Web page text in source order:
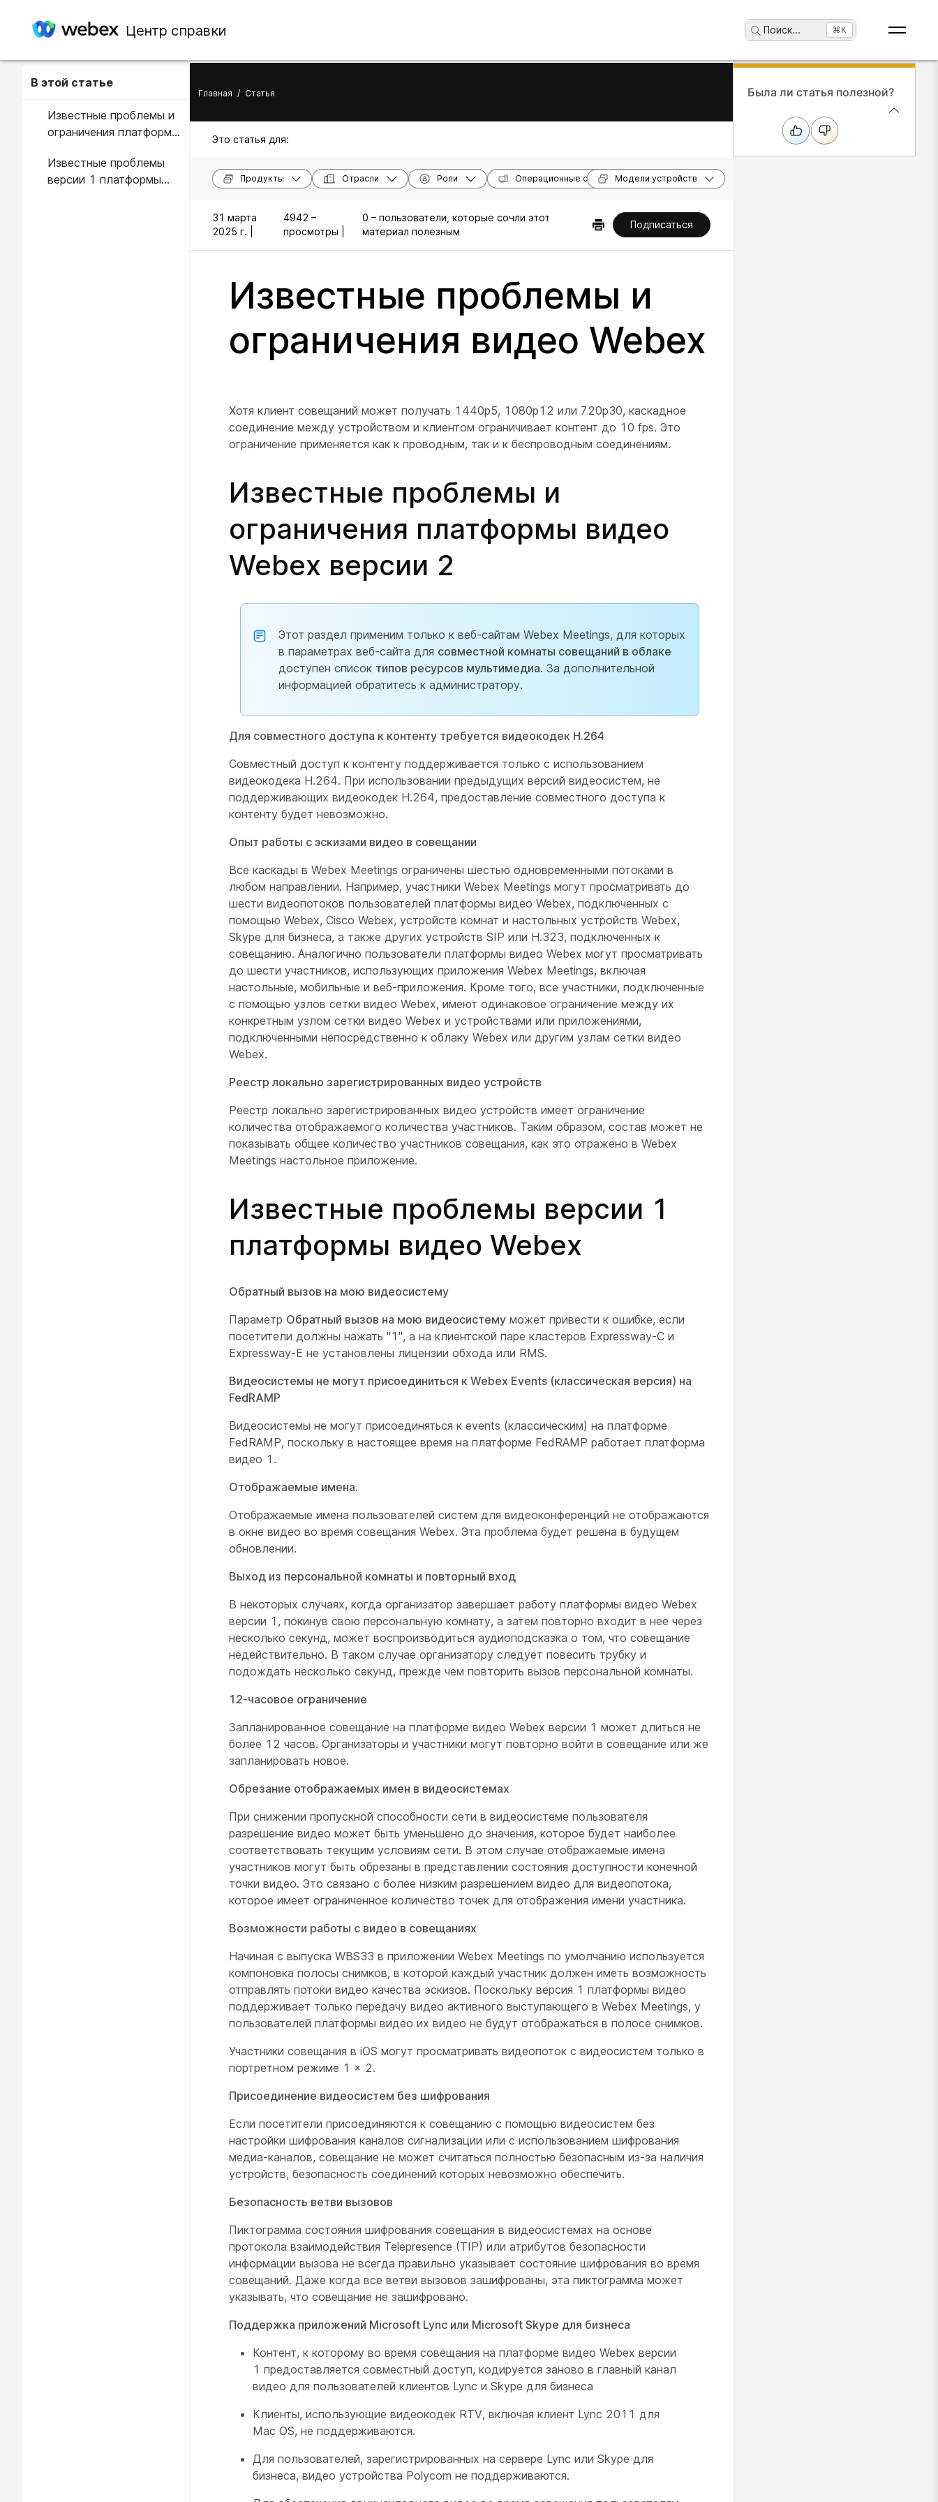
Центр справки Поиск... ⌘K
В этой статье
Известные проблемы и
ограничения платформы
Известные проблемы
версии 1 платформы
Главная / Статья
Это статья для:
Продукты Отрасли Роли Операционные системыМодели устройств
31 марта
2025 г. |
4942 –
просмотры |
0 – пользователи, которые сочли этот
материал полезным
Подписаться
Известные проблемы и
ограничения видео Webex
Хотя клиент совещаний может получать 1440p5, 1080p12 или 720p30, каскадное
соединение между устройством и клиентом ограничивает контент до 10 fps. Это
ограничение применяется как к проводным, так и к беспроводным соединениям.
Известные проблемы и
ограничения платформы видео
Webex версии 2
Этот раздел применим только к веб-сайтам Webex Meetings, для которых
в параметрах веб-сайта для совместной комнаты совещаний в облаке
доступен список типов ресурсов мультимедиа. За дополнительной
информацией обратитесь к администратору.
Для совместного доступа к контенту требуется видеокодек H.264
Совместный доступ к контенту поддерживается только с использованием
видеокодека H.264. При использовании предыдущих версий видеосистем, не
поддерживающих видеокодек H.264, предоставление совместного доступа к
контенту будет невозможно.
Опыт работы с эскизами видео в совещании
Все каскады в Webex Meetings ограничены шестью одновременными потоками в
любом направлении. Например, участники Webex Meetings могут просматривать до
шести видеопотоков пользователей платформы видео Webex, подключенных с
помощью Webex, Cisco Webex, устройств комнат и настольных устройств Webex,
Skype для бизнеса, а также других устройств SIP или H.323, подключенных к
совещанию. Аналогично пользователи платформы видео Webex могут просматривать
до шести участников, использующих приложения Webex Meetings, включая
настольные, мобильные и веб-приложения. Кроме того, все участники, подключенные
с помощью узлов сетки видео Webex, имеют одинаковое ограничение между их
конкретным узлом сетки видео Webex и устройствами или приложениями,
подключенными непосредственно к облаку Webex или другим узлам сетки видео
Webex.
Реестр локально зарегистрированных видео устройств
Реестр локально зарегистрированных видео устройств имеет ограничение
количества отображаемого количества участников. Таким образом, состав может не
показывать общее количество участников совещания, как это отражено в Webex
Meetings настольное приложение.
Известные проблемы версии 1
платформы видео Webex
Обратный вызов на мою видеосистему
Параметр Обратный вызов на мою видеосистему может привести к ошибке, если
посетители должны нажать "1", а на клиентской паре кластеров Expressway-C и
Expressway-E не установлены лицензии обхода или RMS.
Видеосистемы не могут присоединиться к Webex Events (классическая версия) на
FedRAMP
Видеосистемы не могут присоединяться к events (классическим) на платформе
FedRAMP, поскольку в настоящее время на платформе FedRAMP работает платформа
видео 1.
Отображаемые имена.
Отображаемые имена пользователей систем для видеоконференций не отображаются
в окне видео во время совещания Webex. Эта проблема будет решена в будущем
обновлении.
Выход из персональной комнаты и повторный вход
В некоторых случаях, когда организатор завершает работу платформы видео Webex
версии 1, покинув свою персональную комнату, а затем повторно входит в нее через
несколько секунд, может воспроизводиться аудиоподсказка о том, что совещание
недействительно. В таком случае организатору следует повесить трубку и
подождать несколько секунд, прежде чем повторить вызов персональной комнаты.
12-часовое ограничение
Запланированное совещание на платформе видео Webex версии 1 может длиться не
более 12 часов. Организаторы и участники могут повторно войти в совещание или же
запланировать новое.
Обрезание отображаемых имен в видеосистемах
При снижении пропускной способности сети в видеосистеме пользователя
разрешение видео может быть уменьшено до значения, которое будет наиболее
соответствовать текущим условиям сети. В этом случае отображаемые имена
участников могут быть обрезаны в представлении состояния доступности конечной
точки видео. Это связано с более низким разрешением видео для видеопотока,
которое имеет ограниченное количество точек для отображения имени участника.
Возможности работы с видео в совещаниях
Начиная с выпуска WBS33 в приложении Webex Meetings по умолчанию используется
компоновка полосы снимков, в которой каждый участник должен иметь возможность
отправлять потоки видео качества эскизов. Поскольку версия 1 платформы видео
поддерживает только передачу видео активного выступающего в Webex Meetings, у
пользователей платформы видео их видео не будут отображаться в полосе снимков.
Участники совещания в iOS могут просматривать видеопоток с видеосистем только в
портретном режиме 1 × 2.
Присоединение видеосистем без шифрования
Если посетители присоединяются к совещанию с помощью видеосистем без
настройки шифрования каналов сигнализации или с использованием шифрования
медиа-каналов, совещание не может считаться полностью безопасным из-за наличия
устройств, безопасность соединений которых невозможно обеспечить.
Безопасность ветви вызовов
Пиктограмма состояния шифрования совещания в видеосистемах на основе
протокола взаимодействия Telepresence (TIP) или атрибутов безопасности
информации вызова не всегда правильно указывает состояние шифрования во время
совещаний. Даже когда все ветви вызовов зашифрованы, эта пиктограмма может
указывать, что совещание не зашифровано.
Поддержка приложений Microsoft Lync или Microsoft Skype для бизнеса
Контент, к которому во время совещания на платформе видео Webex версии
1 предоставляется совместный доступ, кодируется заново в главный канал
видео для пользователей клиентов Lync и Skype для бизнеса
Клиенты, использующие видеокодек RTV, включая клиент Lync 2011 для
Mac OS, не поддерживаются.
Для пользователей, зарегистрированных на сервере Lync или Skype для
бизнеса, видео устройства Polycom не поддерживаются.
Была ли статья полезной?